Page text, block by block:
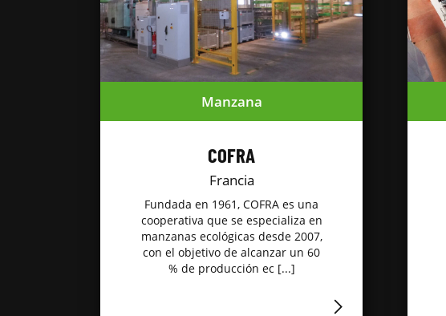
Manzana
COFRA
Francia
Fundada en 1961, COFRA es una
cooperativa que se especializa en
manzanas ecológicas desde 2007,
con el objetivo de alcanzar un 60
% de producción ec [...]